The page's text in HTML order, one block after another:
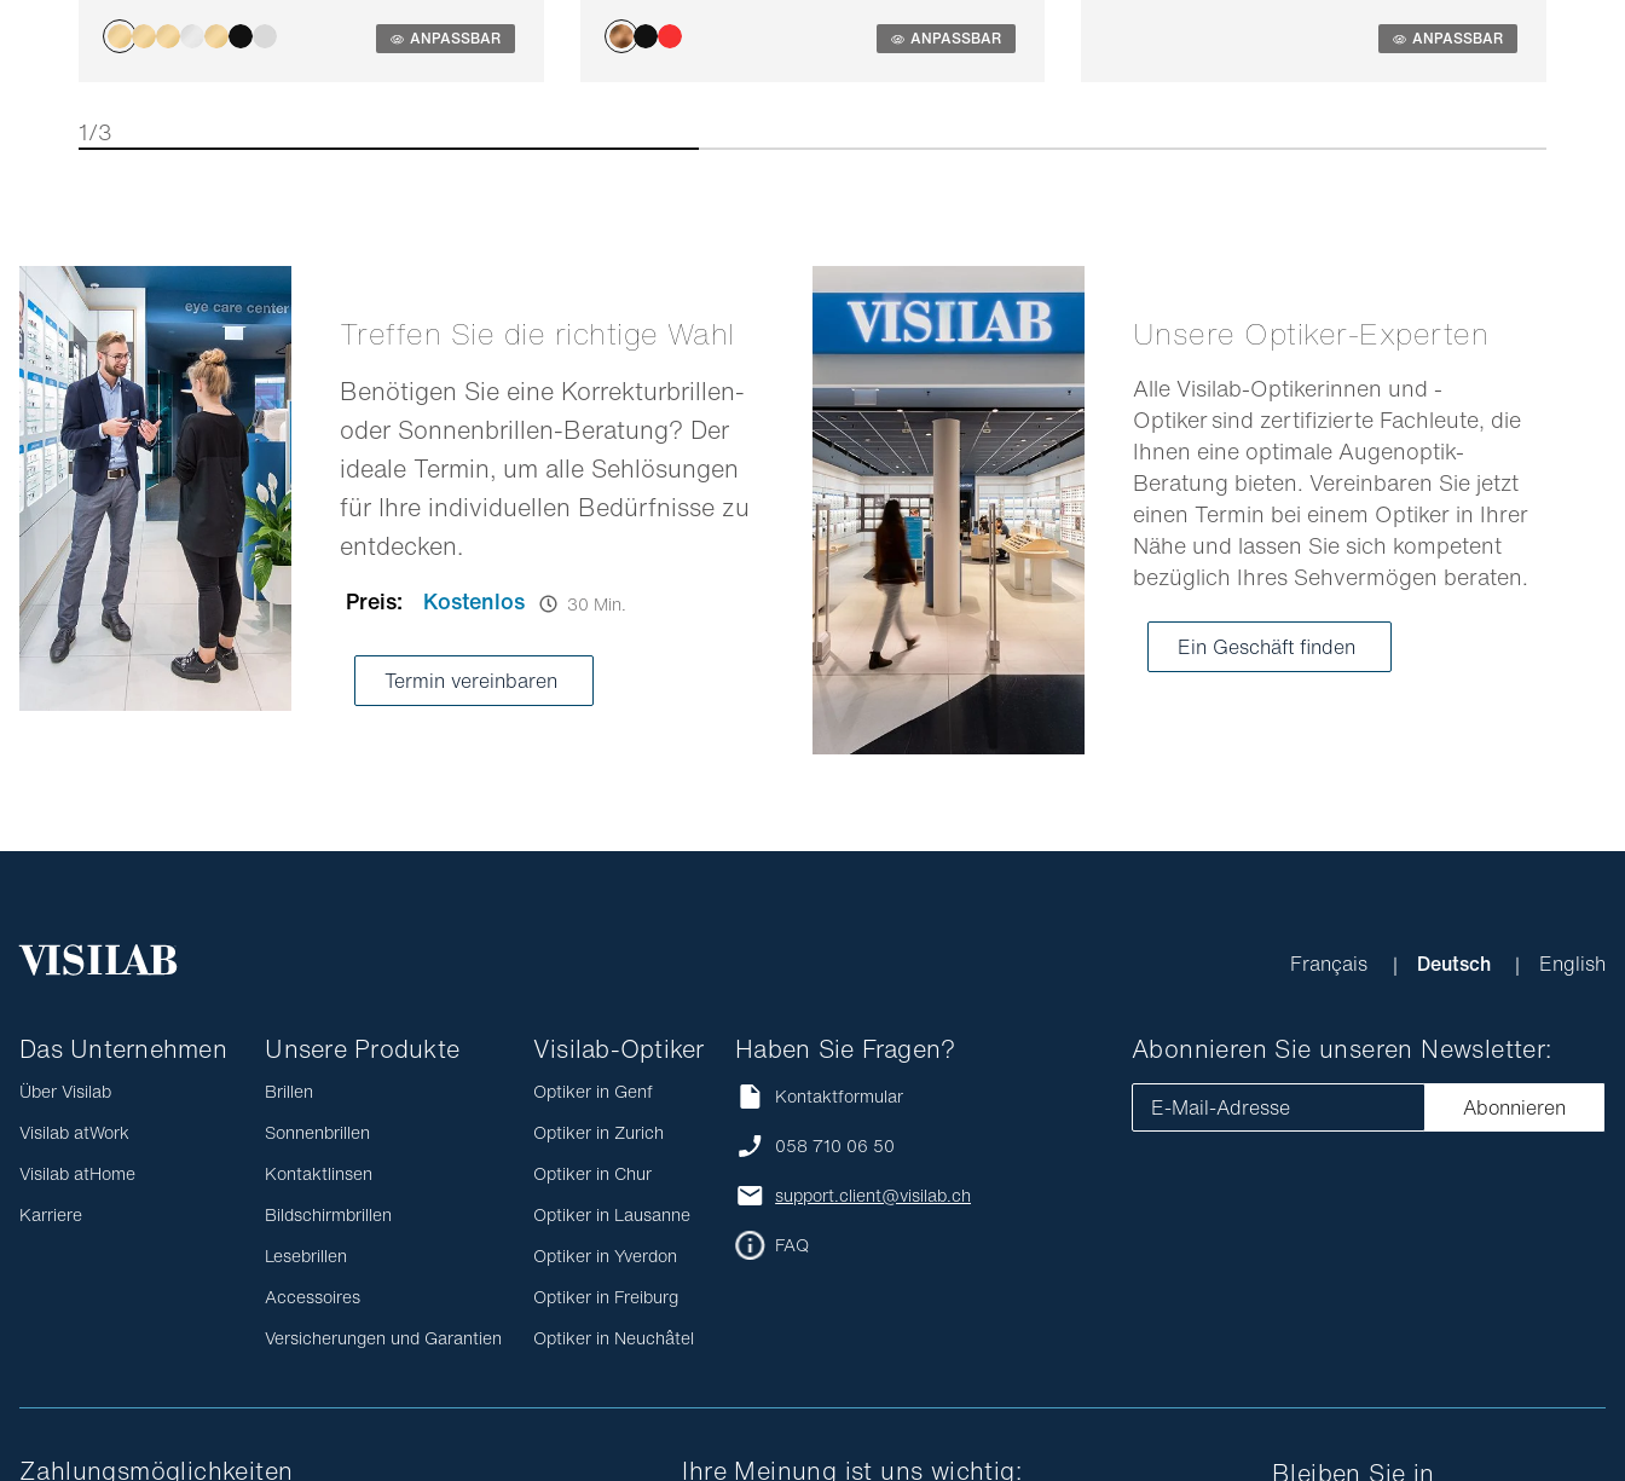
ANPASSBAR ANPASSBAR ANPASSBAR
1/3
Treffen Sie die richtige Wahl
Benötigen Sie eine Korrekturbrillen-
oder Sonnenbrillen-Beratung? Der
ideale Termin, um alle Sehlösungen
für Ihre individuellen Bedürfnisse zu
entdecken.
Preis: Kostenlos 30 Min.
Termin vereinbaren
Unsere Optiker-Experten
Alle Visilab-Optikerinnen und -
Optiker sind zertifizierte Fachleute, die
Ihnen eine optimale Augenoptik-
Beratung bieten. Vereinbaren Sie jetzt
einen Termin bei einem Optiker in Ihrer
Nähe und lassen Sie sich kompetent
bezüglich Ihres Sehvermögen beraten.
Ein Geschäft finden
Français Deutsch English
Das Unternehmen
Über Visilab
Visilab atWork
Visilab atHome
Karriere
Unsere Produkte
Brillen
Sonnenbrillen
Kontaktlinsen
Bildschirmbrillen
Lesebrillen
Accessoires
Versicherungen und Garantien
Visilab-Optiker
Optiker in Genf
Optiker in Zurich
Optiker in Chur
Optiker in Lausanne
Optiker in Yverdon
Optiker in Freiburg
Optiker in Neuchâtel
Haben Sie Fragen?
Kontaktformular
058 710 06 50
support.client@visilab.ch
FAQ
Abonnieren Sie unseren Newsletter:
E-Mail-Adresse Abonnieren
Zahlungsmöglichkeiten Ihre Meinung ist uns wichtig: Bleiben Sie in